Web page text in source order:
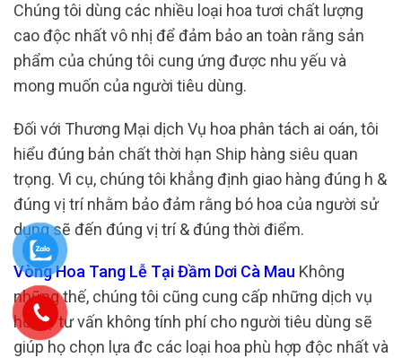
Chúng tôi dùng các nhiều loại hoa tươi chất lượng
cao độc nhất vô nhị để đảm bảo an toàn rằng sản
phẩm của chúng tôi cung ứng được nhu yếu và
mong muốn của người tiêu dùng.
Đối với Thương Mại dịch Vụ hoa phân tách ai oán, tôi
hiểu đúng bản chất thời hạn Ship hàng siêu quan
trọng. Vì cụ, chúng tôi khẳng định giao hàng đúng h &
đúng vị trí nhằm bảo đảm rằng bó hoa của người sử
dụng sẽ đến đúng vị trí & đúng thời điểm.
Vòng Hoa Tang Lễ Tại Đầm Dơi Cà Mau Không
những thế, chúng tôi cũng cung cấp những dịch vụ
hỗ trợ tư vấn không tính phí cho người tiêu dùng sẽ
giúp họ chọn lựa đc các loại hoa phù hợp độc nhất và